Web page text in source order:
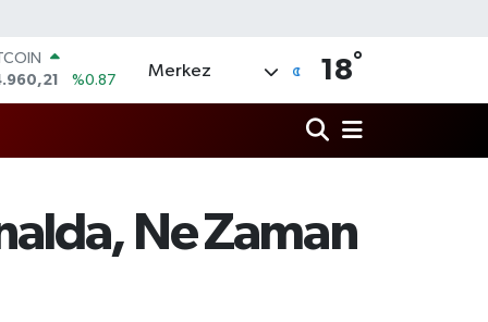
%0.18
%0.03
%-14
Merkez 18°
Ne Zaman